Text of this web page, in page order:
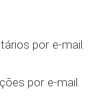
por e-mail.
por e-mail.